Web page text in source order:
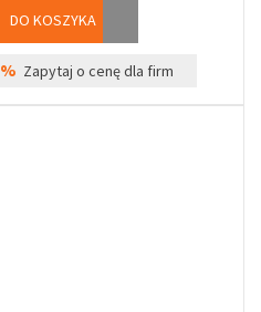
DO KOSZYKA
% Zapytaj o cenę dla firm